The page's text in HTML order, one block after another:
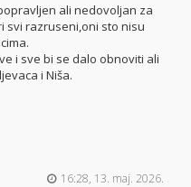
ali nedovoljan za
svi razruseni,oni sto nisu
i sve bi se dalo obnoviti ali
i Niša.
16:28, 13. maj. 2026.